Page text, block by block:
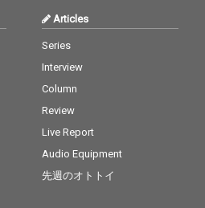
Articles
Series
Interview
Column
Review
Live Report
Audio Equipment
先週のオトトイ